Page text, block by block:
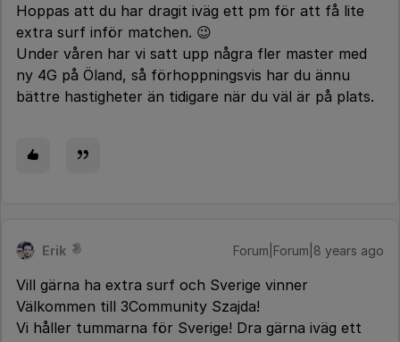
Hoppas att du har dragit iväg ett pm för att få lite
extra surf inför matchen. 😉
Under våren har vi satt upp några fler master med
ny 4G på Öland, så förhoppningsvis har du ännu
bättre hastigheter än tidigare när du väl är på plats.
Erik Forum|Forum|8 years ago
Vill gärna ha extra surf och Sverige vinner
Välkommen till 3Community Szajda!
Vi håller tummarna för Sverige! Dra gärna iväg ett